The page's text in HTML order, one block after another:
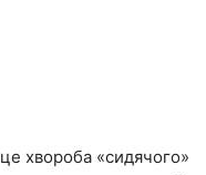
хвороба «сидячого»